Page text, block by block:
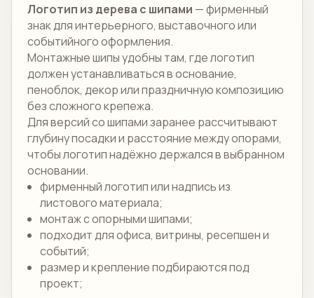
Логотип из дерева с шипами — фирменный
знак для интерьерного, выставочного или
событийного оформления.
Монтажные шипы удобны там, где логотип
должен устанавливаться в основание,
пеноблок, декор или праздничную композицию
без сложного крепежа.
Для версий со шипами заранее рассчитывают
глубину посадки и расстояние между опорами,
чтобы логотип надёжно держался в выбранном
основании.
фирменный логотип или надпись из
листового материала;
монтаж с опорными шипами;
подходит для офиса, витрины, ресепшен и
событий;
размер и крепление подбираются под
проект;